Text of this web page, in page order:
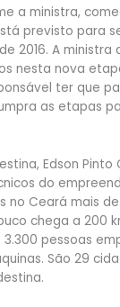
a ministra,
previsto para
2016. A ministra
nesta nova
ter que
as etapas
Edson Pinto
do
no Ceará mais de
chega a 200
pessoas
São 29